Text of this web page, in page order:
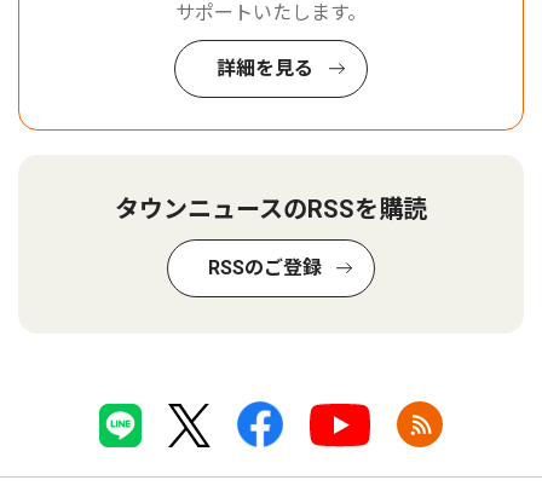
サポートいたします。
詳細を見る
タウンニュースのRSSを購読
RSSのご登録